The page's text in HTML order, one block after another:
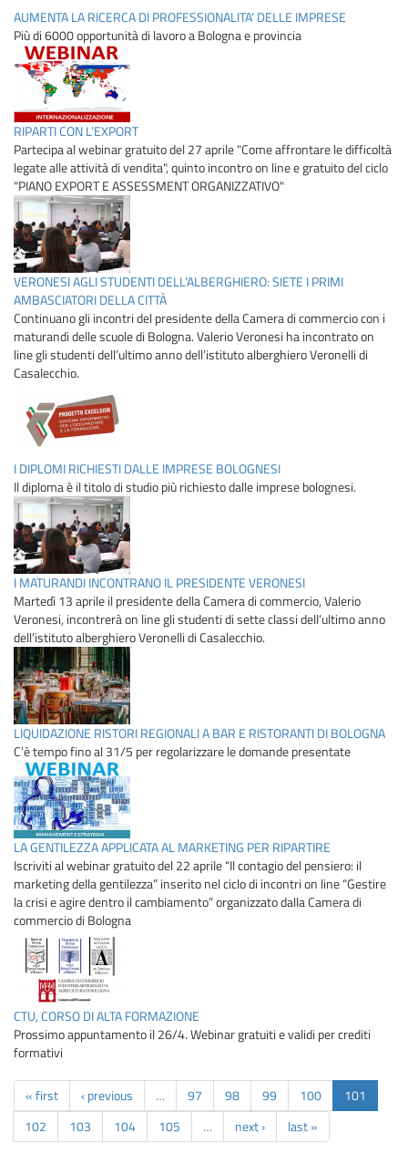
AUMENTA LA RICERCA DI PROFESSIONALITA’ DELLE IMPRESE
Più di 6000 opportunità di lavoro a Bologna e provincia
RIPARTI CON L’EXPORT
Partecipa al webinar gratuito del 27 aprile "Come affrontare le difficoltà
legate alle attività di vendita", quinto incontro on line e gratuito del ciclo
"PIANO EXPORT E ASSESSMENT ORGANIZZATIVO"
VERONESI AGLI STUDENTI DELL’ALBERGHIERO: SIETE I PRIMI
AMBASCIATORI DELLA CITTÀ
Continuano gli incontri del presidente della Camera di commercio con i
maturandi delle scuole di Bologna. Valerio Veronesi ha incontrato on
line gli studenti dell’ultimo anno dell’istituto alberghiero Veronelli di
Casalecchio.
I DIPLOMI RICHIESTI DALLE IMPRESE BOLOGNESI
Il diploma è il titolo di studio più richiesto dalle imprese bolognesi.
I MATURANDI INCONTRANO IL PRESIDENTE VERONESI
Martedì 13 aprile il presidente della Camera di commercio, Valerio
Veronesi, incontrerà on line gli studenti di sette classi dell’ultimo anno
dell’istituto alberghiero Veronelli di Casalecchio.
LIQUIDAZIONE RISTORI REGIONALI A BAR E RISTORANTI DI BOLOGNA
C’è tempo fino al 31/5 per regolarizzare le domande presentate
LA GENTILEZZA APPLICATA AL MARKETING PER RIPARTIRE
Iscriviti al webinar gratuito del 22 aprile “Il contagio del pensiero: il
marketing della gentilezza” inserito nel ciclo di incontri on line “Gestire
la crisi e agire dentro il cambiamento” organizzato dalla Camera di
commercio di Bologna
CTU, CORSO DI ALTA FORMAZIONE
Prossimo appuntamento il 26/4. Webinar gratuiti e validi per crediti
formativi
« first ‹ previous … 97 98 99 100
101
102
103 104 105 … next › last »